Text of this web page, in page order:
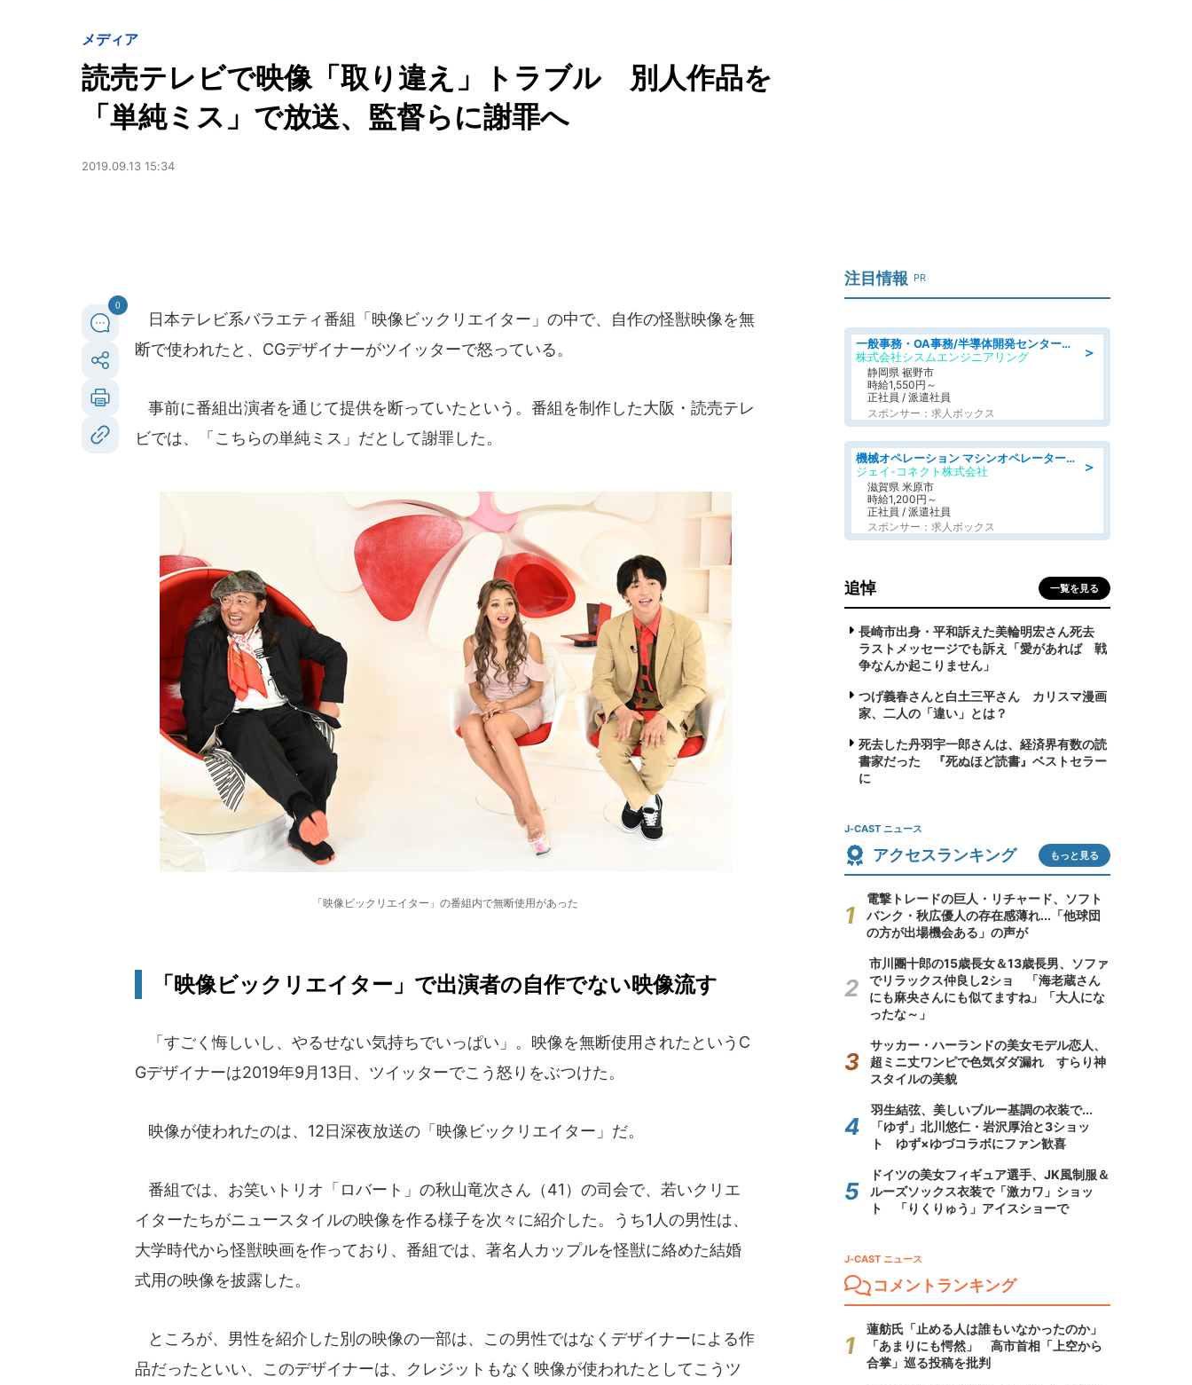
メディア
読売テレビで映像「取り違え」トラブル 別人作品を
「単純ミス」で放送、監督らに謝罪へ
2019.09.13 15:34
0
日本テレビ系バラエティ番組「映像ビックリエイター」の中で、自作の怪獣映像を無
断で使われたと、CGデザイナーがツイッターで怒っている。
事前に番組出演者を通じて提供を断っていたという。番組を制作した大阪・読売テレ
ビでは、「こちらの単純ミス」だとして謝罪した。
「映像ビックリエイター」の番組内で無断使用があった
「映像ビックリエイター」で出演者の自作でない映像流す
「すごく悔しいし、やるせない気持ちでいっぱい」。映像を無断使用されたというC
Gデザイナーは2019年9月13日、ツイッターでこう怒りをぶつけた。
映像が使われたのは、12日深夜放送の「映像ビックリエイター」だ。
番組では、お笑いトリオ「ロバート」の秋山竜次さん（41）の司会で、若いクリエ
イターたちがニュースタイルの映像を作る様子を次々に紹介した。うち1人の男性は、
大学時代から怪獣映画を作っており、番組では、著名人カップルを怪獣に絡めた結婚
式用の映像を披露した。
ところが、男性を紹介した別の映像の一部は、この男性ではなくデザイナーによる作
品だったといい、このデザイナーは、クレジットもなく映像が使われたとしてこうツ
注目情報 PR
＞
一般事務・OA事務/半導体開発センター内で事務&軽作業スタッフ、募集
株式会社シスムエンジニアリング
静岡県 裾野市
時給1,550円～
正社員 / 派遣社員
スポンサー：求人ボックス
＞
機械オペレーション マシンオペレーター/皆勤手当有/未経験可
ジェイ-コネクト株式会社
滋賀県 米原市
時給1,200円～
正社員 / 派遣社員
スポンサー：求人ボックス
追悼 一覧を見る
長崎市出身・平和訴えた美輪明宏さん死去
ラストメッセージでも訴え「愛があれば 戦
争なんか起こりません」
つげ義春さんと白土三平さん カリスマ漫画
家、二人の「違い」とは？
死去した丹羽宇一郎さんは、経済界有数の読
書家だった 『死ぬほど読書』ベストセラー
に
J-CAST ニュース
アクセスランキング もっと見る
電撃トレードの巨人・リチャード、ソフト
バンク・秋広優人の存在感薄れ...「他球団
の方が出場機会ある」の声が
市川團十郎の15歳長女＆13歳長男、ソファ
でリラックス仲良し2ショ 「海老蔵さん
にも麻央さんにも似てますね」「大人にな
ったな～」
サッカー・ハーランドの美女モデル恋人、
超ミニ丈ワンピで色気ダダ漏れ すらり神
スタイルの美貌
羽生結弦、美しいブルー基調の衣装で...
「ゆず」北川悠仁・岩沢厚治と3ショッ
ト ゆず×ゆづコラボにファン歓喜
ドイツの美女フィギュア選手、JK風制服＆
ルーズソックス衣装で「激カワ」ショッ
ト 「りくりゅう」アイスショーで
J-CAST ニュース
コメントランキング
蓮舫氏「止める人は誰もいなかったのか」
「あまりにも愕然」 高市首相「上空から
合掌」巡る投稿を批判